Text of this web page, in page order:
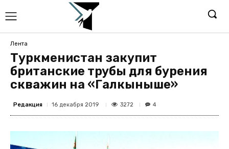
Лента
Туркменистан закупит
британские трубы для бурения
скважин на «Галкыныше»
Редакция 16 декабря 2019 3272 4